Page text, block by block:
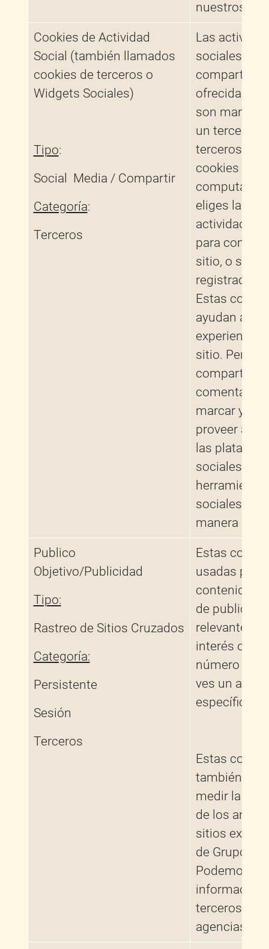
nuestros
Cookies de Actividad
Social (también llamados
cookies de terceros o
Widgets Sociales)
Tipo:
Social Media / Compartir
Categoría:
Terceros
Las
sociales para
compartir
ofrecidas en
son
un tercero.
terceros
cookies en
eliges la
actividades
para
sitio, o si
registrado
Estas
ayudan a
experiencia
sitio.
compartir
marcar y
proveer
las
sociales y
sociales en
manera más
Publico
Objetivo/Publicidad
Tipo:
Rastreo de Sitios Cruzados
Categoría:
Persistente
Sesión
Terceros
Estas
usadas para
contenido
de
relevante o
interés o
número de
ves un
específico.
Estas
también
medir la
de los
sitios
de Grupo
Podemos
información
terceros,
agencias.